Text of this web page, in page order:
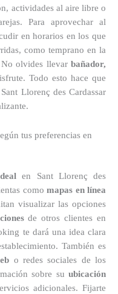
actividades al aire libre o
Para aprovechar al
en horarios en los que
como temprano en la
olvides llevar bañador,
Todo esto hace que
Llorenç des Cardassar
tus preferencias en
en Sant Llorenç des
comomapas en línea
visualizar las opciones
de otros clientes en
te dará una idea clara
También es
o redes sociales de los
sobre su ubicación
adicionales. Fijarte